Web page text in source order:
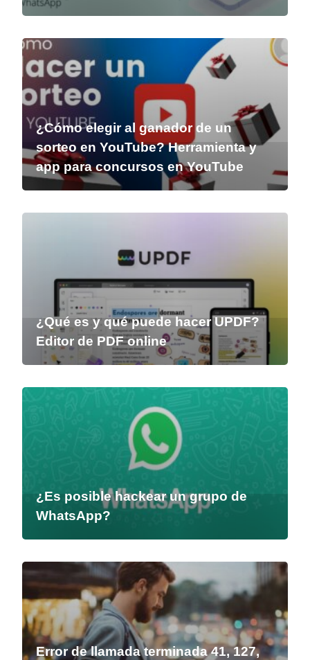
¿Cómo elegir al ganador de un
sorteo en YouTube? Herramienta y
app para concursos en YouTube
¿Qué es y qué puede hacer UPDF?
Editor de PDF online
¿Es posible hackear un grupo de
WhatsApp?
Error de llamada terminada 41, 127,